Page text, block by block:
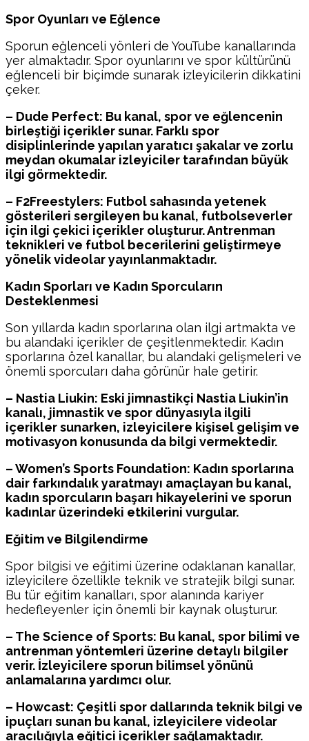
Spor Oyunları ve Eğlence
Sporun eğlenceli yönleri de YouTube kanallarında
yer almaktadır. Spor oyunlarını ve spor kültürünü
eğlenceli bir biçimde sunarak izleyicilerin dikkatini
çeker.
– Dude Perfect: Bu kanal, spor ve eğlencenin
birleştiği içerikler sunar. Farklı spor
disiplinlerinde yapılan yaratıcı şakalar ve zorlu
meydan okumalar izleyiciler tarafından büyük
ilgi görmektedir.
– F2Freestylers: Futbol sahasında yetenek
gösterileri sergileyen bu kanal, futbolseverler
için ilgi çekici içerikler oluşturur. Antrenman
teknikleri ve futbol becerilerini geliştirmeye
yönelik videolar yayınlanmaktadır.
Kadın Sporları ve Kadın Sporcuların
Desteklenmesi
Son yıllarda kadın sporlarına olan ilgi artmakta ve
bu alandaki içerikler de çeşitlenmektedir. Kadın
sporlarına özel kanallar, bu alandaki gelişmeleri ve
önemli sporcuları daha görünür hale getirir.
– Nastia Liukin: Eski jimnastikçi Nastia Liukin’in
kanalı, jimnastik ve spor dünyasıyla ilgili
içerikler sunarken, izleyicilere kişisel gelişim ve
motivasyon konusunda da bilgi vermektedir.
– Women’s Sports Foundation: Kadın sporlarına
dair farkındalık yaratmayı amaçlayan bu kanal,
kadın sporcuların başarı hikayelerini ve sporun
kadınlar üzerindeki etkilerini vurgular.
Eğitim ve Bilgilendirme
Spor bilgisi ve eğitimi üzerine odaklanan kanallar,
izleyicilere özellikle teknik ve stratejik bilgi sunar.
Bu tür eğitim kanalları, spor alanında kariyer
hedefleyenler için önemli bir kaynak oluşturur.
– The Science of Sports: Bu kanal, spor bilimi ve
antrenman yöntemleri üzerine detaylı bilgiler
verir. İzleyicilere sporun bilimsel yönünü
anlamalarına yardımcı olur.
– Howcast: Çeşitli spor dallarında teknik bilgi ve
ipuçları sunan bu kanal, izleyicilere videolar
aracılığıyla eğitici içerikler sağlamaktadır.